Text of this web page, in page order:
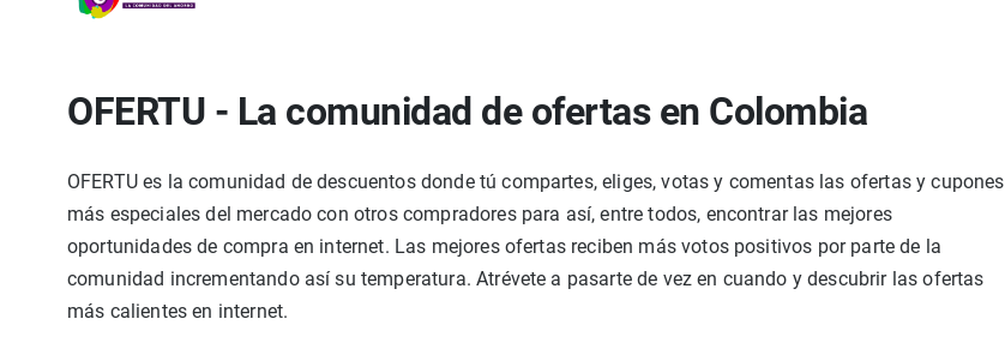
OFERTU - La comunidad de ofertas en Colombia
OFERTU es la comunidad de descuentos donde tú compartes, eliges, votas y comentas las ofertas y cupones
más especiales del mercado con otros compradores para así, entre todos, encontrar las mejores
oportunidades de compra en internet. Las mejores ofertas reciben más votos positivos por parte de la
comunidad incrementando así su temperatura. Atrévete a pasarte de vez en cuando y descubrir las ofertas
más calientes en internet.